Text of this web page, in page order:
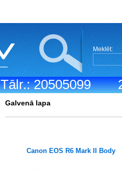
Tālr.: 20505099
Meklēt:
Galvenā lapa
Canon EOS R6 Mark II Body